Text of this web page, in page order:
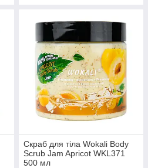
Скраб для тіла Wokali Body
Scrub Jam Apricot WKL371
500 мл